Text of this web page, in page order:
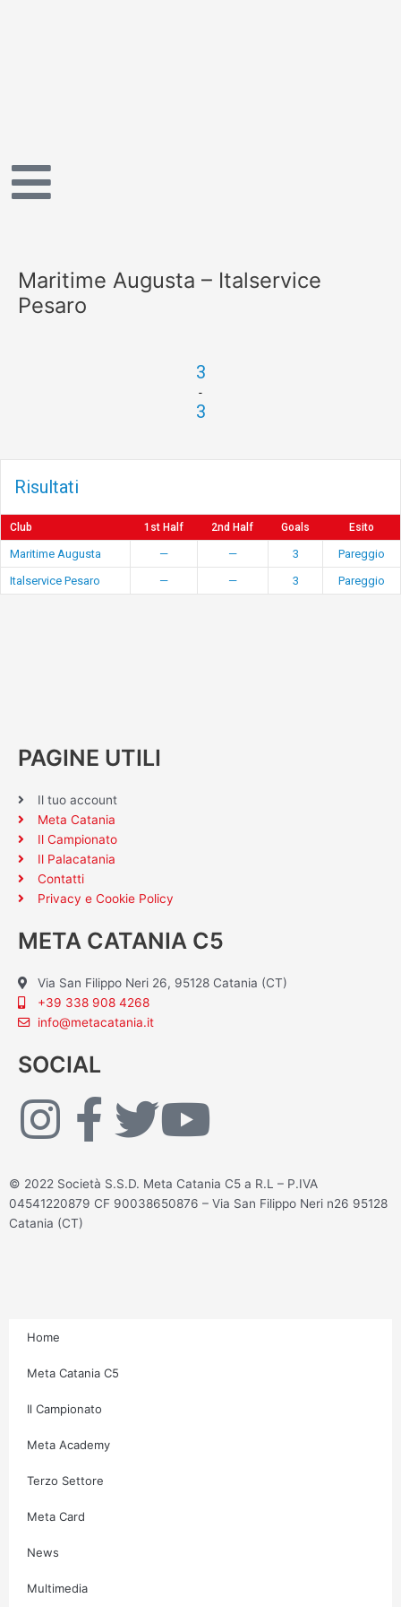
Maritime Augusta – Italservice
Pesaro
3
-
3
Risultati
Club 1st Half 2nd Half Goals Esito
Maritime Augusta — — 3
Pareggio
Italservice Pesaro
— — 3 Pareggio
PAGINE UTILI
Il tuo account
Meta Catania
Il Campionato
Il Palacatania
Contatti
Privacy e Cookie Policy
META CATANIA C5
Via San Filippo Neri 26, 95128 Catania (CT)
+39 338 908 4268
info@metacatania.it
SOCIAL
I
s
g
r
a
m
F
a
c
o
k
-
T
i
Y
u
© 2022 Società S.S.D. Meta Catania C5 a R.L – P.IVA
04541220879 CF 90038650876 – Via San Filippo Neri n26 95128
Catania (CT)
Home
Meta Catania C5
Il Campionato
Meta Academy
Terzo Settore
Meta Card
News
Multimedia